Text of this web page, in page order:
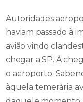
Autoridades
haviam passado à
avião vindo
chegar a SP. À
o aeroporto.
àquela temerária